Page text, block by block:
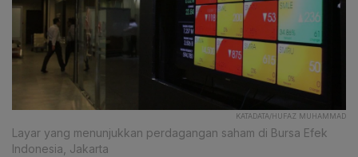
KATADATA/HUFAZ MUHAMMAD
Layar yang menunjukkan perdagangan saham di Bursa Efek
Indonesia, Jakarta